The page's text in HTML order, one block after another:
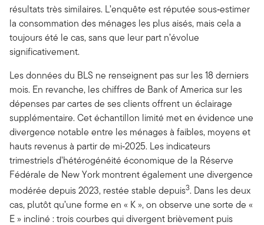
résultats très similaires. L’enquête est réputée sous‑estimer
la consommation des ménages les plus aisés, mais cela a
toujours été le cas, sans que leur part n’évolue
significativement.
Les données du BLS ne renseignent pas sur les 18 derniers
mois. En revanche, les chiffres de Bank of America sur les
dépenses par cartes de ses clients offrent un éclairage
supplémentaire. Cet échantillon limité met en évidence une
divergence notable entre les ménages à faibles, moyens et
hauts revenus à partir de mi‑2025. Les indicateurs
trimestriels d’hétérogénéité économique de la Réserve
Fédérale de New York montrent également une divergence
modérée depuis 2023, restée stable depuis3. Dans les deux
cas, plutôt qu’une forme en « K », on observe une sorte de «
E » incliné : trois courbes qui divergent brièvement puis